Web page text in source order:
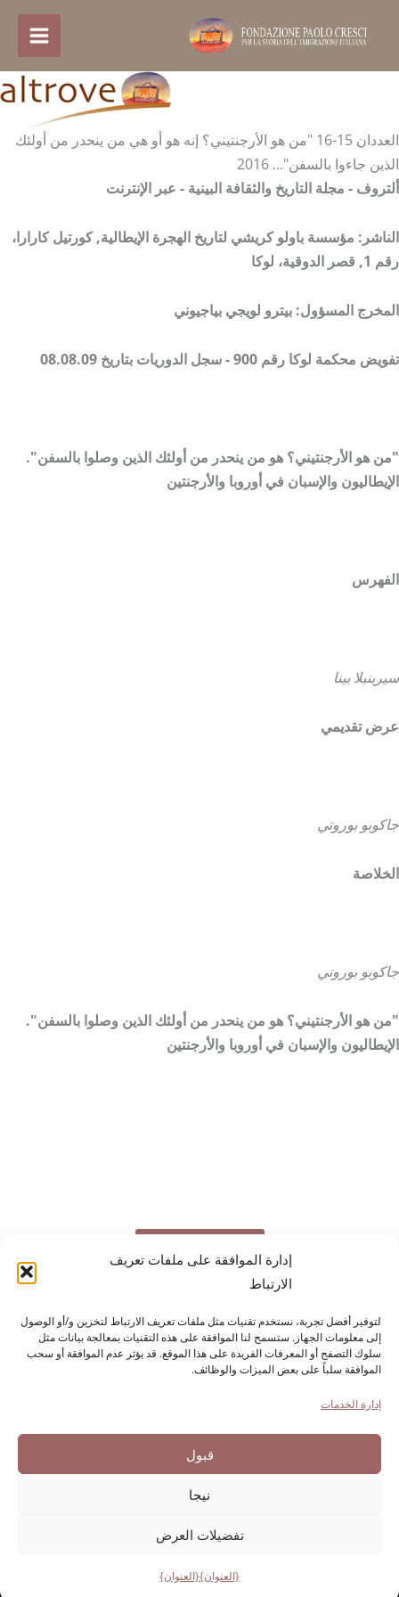
إدارة الموافقة على ملفات تعريف
الارتباط
لتوفير أفضل تجربة، نستخدم تقنيات مثل ملفات تعريف الارتباط لتخزين و/أو الوصول
إلى معلومات الجهاز. ستسمح لنا الموافقة على هذه التقنيات بمعالجة بيانات مثل
سلوك التصفح أو المعرفات الفريدة على هذا الموقع. قد يؤثر عدم الموافقة أو سحب
الموافقة سلباً على بعض الميزات والوظائف.
إدارة الخدمات
قبول
نيجا
تفضيلات العرض
{العنوان}{العنوان}
العددان 15-16 "من هو الأرجنتيني؟ إنه هو أو هي من ينحدر من أولئك
الذين جاءوا بالسفن"... 2016
ألتروف - مجلة التاريخ والثقافة البينية - عبر الإنترنت
الناشر: مؤسسة باولو كريشي لتاريخ الهجرة الإيطالية,كورتيل كارارا،
رقم 1,
قصر الدوقية، لوكا
المخرج المسؤول: بيترو لويجي بياجيوني
تفويض محكمة لوكا رقم 900 - سجل الدوريات بتاريخ 08.08.09
"من هو الأرجنتيني؟ هو من ينحدر من أولئك الذين وصلوا بالسفن".
الإيطاليون والإسبان في أوروبا والأرجنتين
الفهرس
سيرينيلا بينا
عرض تقديمي
جاكوبو بوروتي
الخلاصة
جاكوبو بوروتي
"من هو الأرجنتيني؟ هو من ينحدر من أولئك الذين وصلوا بالسفن".
الإيطاليون والإسبان في أوروبا والأرجنتين
تحميل المجلة
مؤسسة باولو كريشيلتاريخ الهجرة الإيطالية
كورتيلي كارارا، 1 - 55100 لوكا
هاتف رقم 0583 417483/4؛ فاكس 0583 417770/0583
إمكانية الوصول
سياسة ملفات تعريف الارتباط
بيان الخصوصية